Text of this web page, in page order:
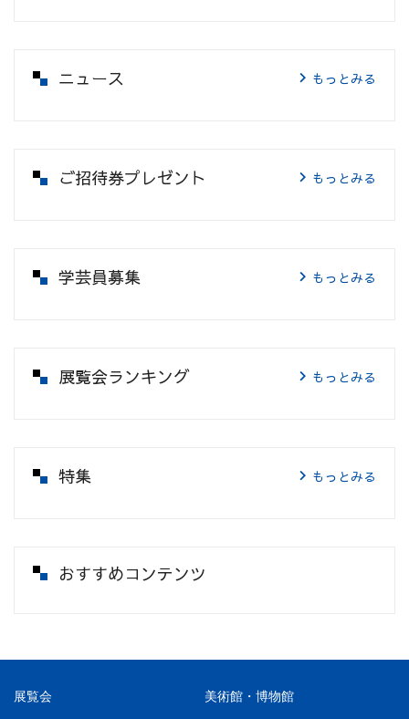
ニュース もっとみる
ご招待券プレゼント もっとみる
学芸員募集 もっとみる
展覧会ランキング もっとみる
特集 もっとみる
おすすめコンテンツ
展覧会 美術館・博物館